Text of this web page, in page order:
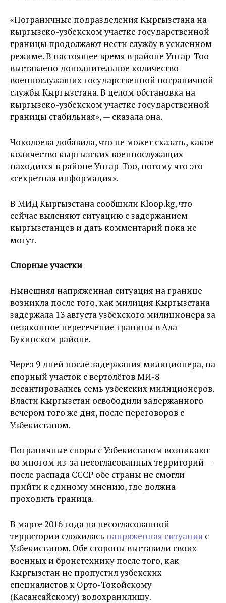
«Пограничные подразделения Кыргызстана на
кыргызско-узбекском участке государственной
границы продолжают нести службу в усиленном
режиме. В настоящее время в районе Унгар-Тоо
выставлено дополнительное количество
военнослужащих государственной пограничной
службы Кыргызстана. В целом обстановка на
кыргызско-узбекском участке государственной
границы стабильная», — сказала она.
Чоколоева добавила, что не может сказать, какое
количество кыргызских военнослужащих
находится в районе Унгар-Тоо, потому что это
«секретная информация».
В МИД Кыргызстана сообщили Kloop.kg, что
сейчас выясняют ситуацию с задержанием
кыргызстанцев и дать комментарий пока не
могут.
Спорные участки
Нынешняя напряженная ситуация на границе
возникла после того, как милиция Кыргызстана
задержала 13 августа узбекского милиционера за
незаконное пересечение границы в Ала-
Букинском районе.
Через 9 дней после задержания милиционера, на
спорный участок с вертолётов МИ-8
десантировались семь узбекских милиционеров.
Власти Кыргызстан освободили задержанного
вечером того же дня, после переговоров с
Узбекистаном.
Пограничные споры с Узбекистаном возникают
во многом из-за несогласованных территорий —
после распада СССР обе страны не смогли
прийти к единому мнению, где должна
проходить граница.
В марте 2016 года на несогласованной
территории сложилась напряженная ситуация с
Узбекистаном. Обе стороны выставили своих
военных и бронетехнику после того, как
Кыргызстан не пропустил узбекских
специалистов к Орто-Токойскому
(Касансайскому) водохранилищу.